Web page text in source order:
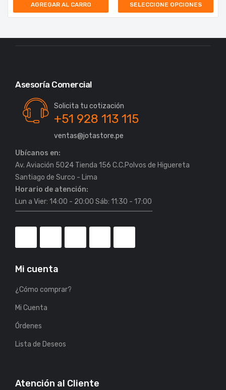
AGREGAR AL CARRO SELECCIONE OPCIONES
Asesoría Comercial
Solicita tu cotización
+51 928 113 115
ventas@jotastore.pe
Ubícanos en:
Av. Aviación 5024 Tienda 156 C.C.Polvos de Higuereta
Horario de atención:
Lun a Vier: 14:00 - 20:00 Sáb: 11:30 - 17:00
Mi cuenta
¿Cómo comprar?
Mi Cuenta
Órdenes
Lista de Deseos
Atención al Cliente